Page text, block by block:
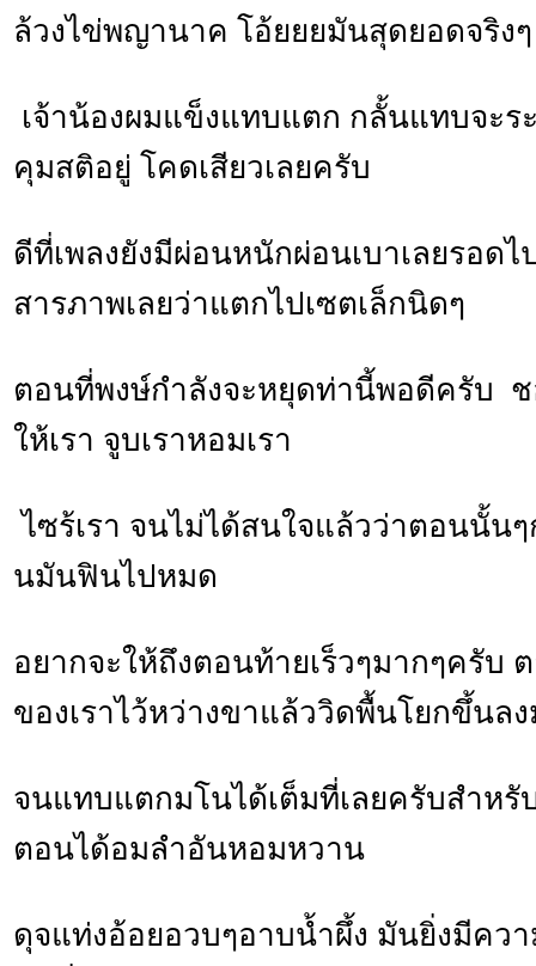
ล้วงไข่พญานาค โอ้ยยยมันสุดยอดจริงๆ
เจ้าน้องผมแข็งแทบแตก กลั้นแทบจะร
คุมสติอยู่ โคดเสียวเลยครับ
ดีที่เพลงยังมีผ่อนหนักผ่อนเบาเลยรอดไ
สารภาพเลยว่าแตกไปเซตเล็กนิดๆ
ตอนที่พงษ์กำลังจะหยุดท่านี้พอดีครับ ช
ให้เรา จูบเราหอมเรา
ไซร้เรา จนไม่ได้สนใจแล้วว่าตอนนั้น
นมันฟินไปหมด
อยากจะให้ถึงตอนท้ายเร็วๆมากๆครับ
ของเราไว้หว่างขาแล้ววิดพื้นโยกขึ้นลง
จนแทบแตกมโนได้เต็มที่เลยครับสำห
ตอนได้อมลำอันหอมหวาน
ดุจแท่งอ้อยอวบๆอาบน้ำผึ้ง มันยิ่งมีคว